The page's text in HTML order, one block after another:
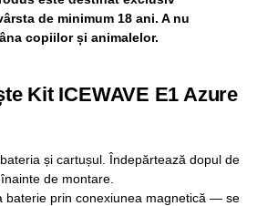
de minimum 18 ani. A nu
copiilor și animalelor.
Kit ICEWAVE E1 Azure
și cartușul. Îndepărtează dopul de
de montare.
baterie prin conexiunea magnetică — se